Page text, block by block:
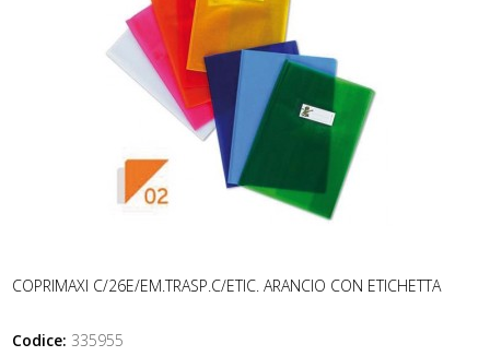
COPRIMAXI C/26E/EM.TRASP.C/ETIC. ARANCIO CON ETICHETTA
Codice: 335955